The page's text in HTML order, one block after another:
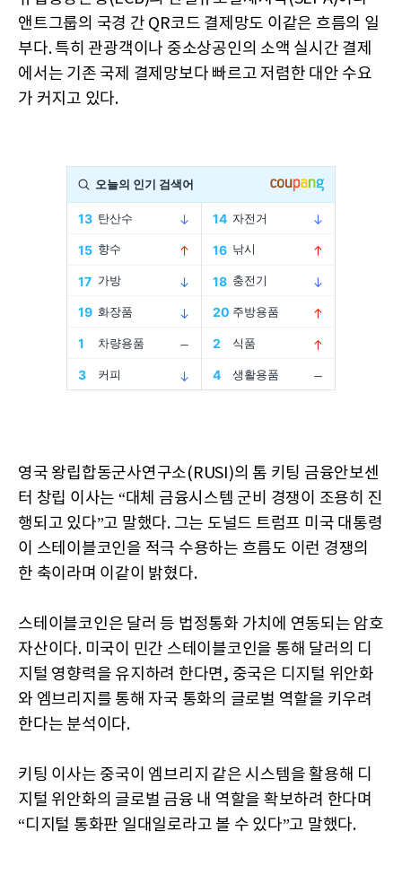
앤트그룹의 국경 간 QR코드 결제망도 이같은 흐름의 일
부다. 특히 관광객이나 중소상공인의 소액 실시간 결제
에서는 기존 국제 결제망보다 빠르고 저렴한 대안 수요
가 커지고 있다.
영국 왕립합동군사연구소(RUSI)의 톰 키팅 금융안보센
터 창립 이사는 “대체 금융시스템 군비 경쟁이 조용히 진
행되고 있다”고 말했다. 그는 도널드 트럼프 미국 대통령
이 스테이블코인을 적극 수용하는 흐름도 이런 경쟁의
한 축이라며 이같이 밝혔다.
스테이블코인은 달러 등 법정통화 가치에 연동되는 암호
자산이다. 미국이 민간 스테이블코인을 통해 달러의 디
지털 영향력을 유지하려 한다면, 중국은 디지털 위안화
와 엠브리지를 통해 자국 통화의 글로벌 역할을 키우려
한다는 분석이다.
키팅 이사는 중국이 엠브리지 같은 시스템을 활용해 디
지털 위안화의 글로벌 금융 내 역할을 확보하려 한다며
“디지털 통화판 일대일로라고 볼 수 있다”고 말했다.